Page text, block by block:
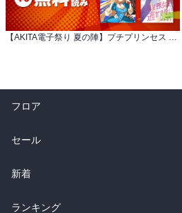
【AKITA電子祭り 夏の陣】プチプリンセス 続話追加キャンペーン
フロア
総合
ラノベ
雑誌・グラビア
セール
総合
ラノベ
新着
総合
ランキング